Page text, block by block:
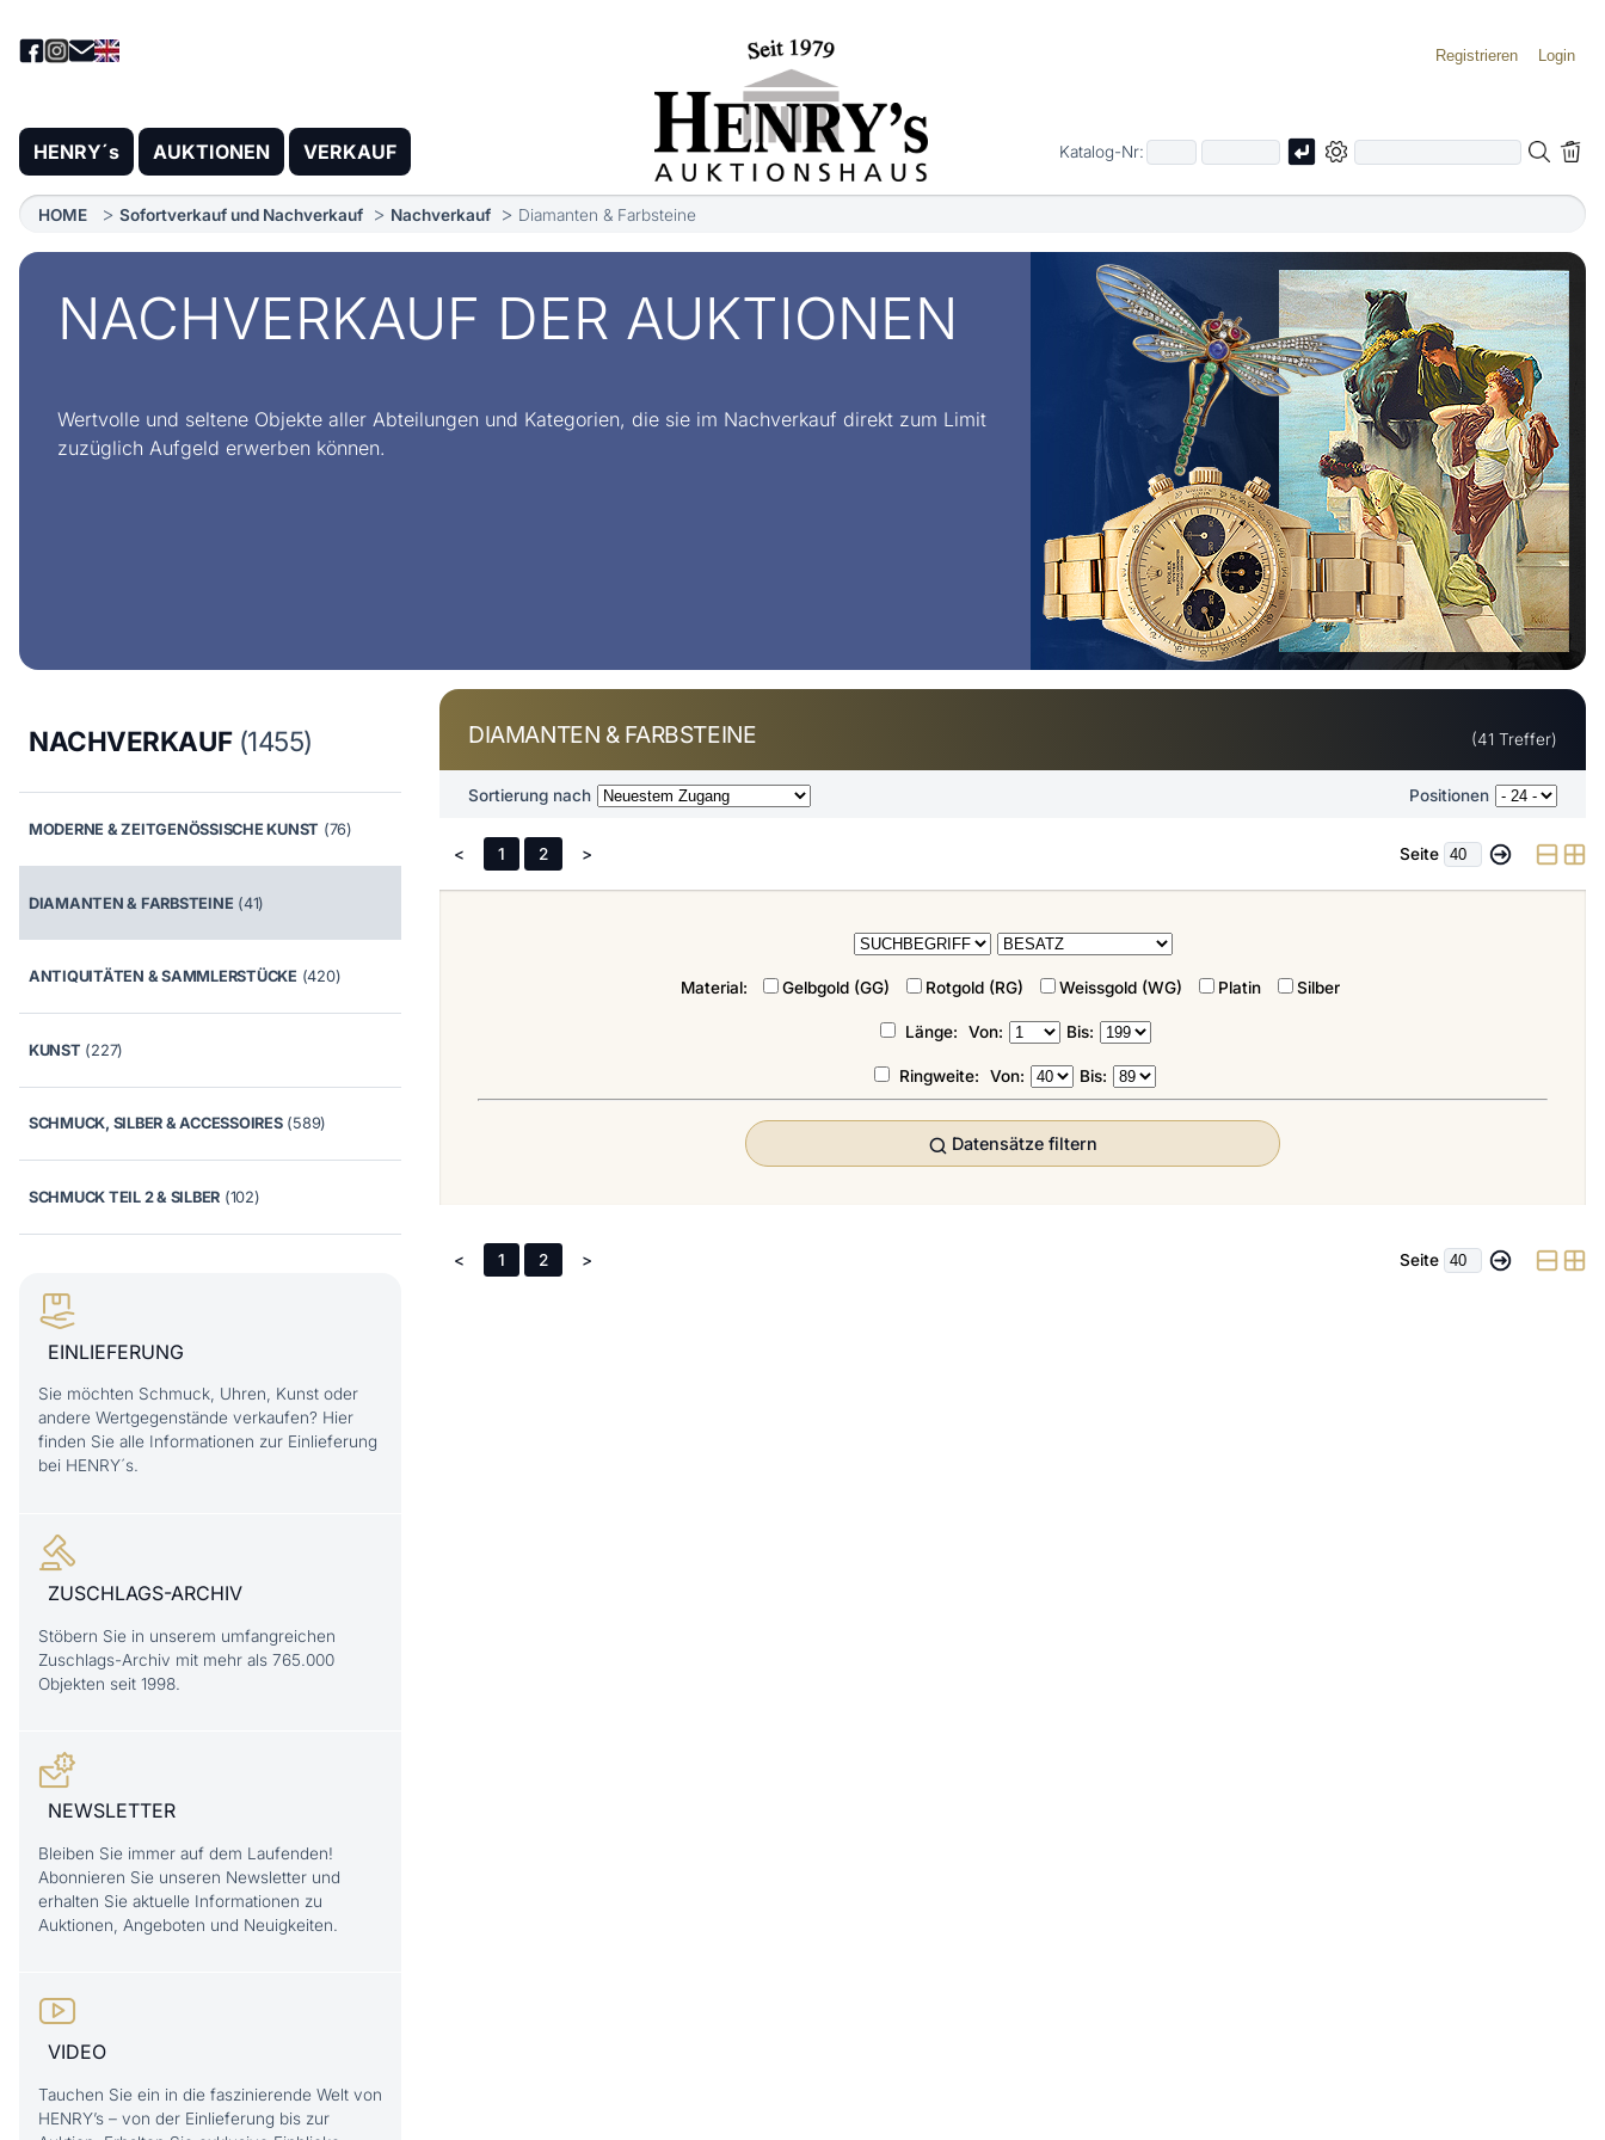
Registrieren Login
HENRY´s AUKTIONEN VERKAUF Katalog-Nr:
HOME Sofortverkauf und Nachverkauf Nachverkauf Diamanten & Farbsteine
NACHVERKAUF DER AUKTIONEN
Wertvolle und seltene Objekte aller Abteilungen und Kategorien, die sie im Nachverkauf direkt zum Limit
zuzüglich Aufgeld erwerben können.
NACHVERKAUF(1455)
MODERNE & ZEITGENÖSSISCHE KUNST (76)
DIAMANTEN & FARBSTEINE (41)
ANTIQUITÄTEN & SAMMLERSTÜCKE (420)
KUNST (227)
SCHMUCK, SILBER & ACCESSOIRES(589)
SCHMUCK TEIL 2 & SILBER (102)
EINLIEFERUNG
Sie möchten Schmuck, Uhren, Kunst oder
andere Wertgegenstände verkaufen? Hier
finden Sie alle Informationen zur Einlieferung
bei HENRY´s.
ZUSCHLAGS-ARCHIV
Stöbern Sie in unserem umfangreichen
Zuschlags-Archiv mit mehr als 765.000
Objekten seit 1998.
NEWSLETTER
Bleiben Sie immer auf dem Laufenden!
Abonnieren Sie unseren Newsletter und
erhalten Sie aktuelle Informationen zu
Auktionen, Angeboten und Neuigkeiten.
VIDEO
Tauchen Sie ein in die faszinierende Welt von
HENRY’s – von der Einlieferung bis zur
DIAMANTEN & FARBSTEINE (41 Treffer)
Sortierung nach Positionen
< 1 2 > Seite
Material: Gelbgold (GG) Rotgold (RG) Weissgold (WG) Platin Silber
Länge: Von: Bis:
Ringweite: Von: Bis:
Datensätze filtern
< 1 2 > Seite